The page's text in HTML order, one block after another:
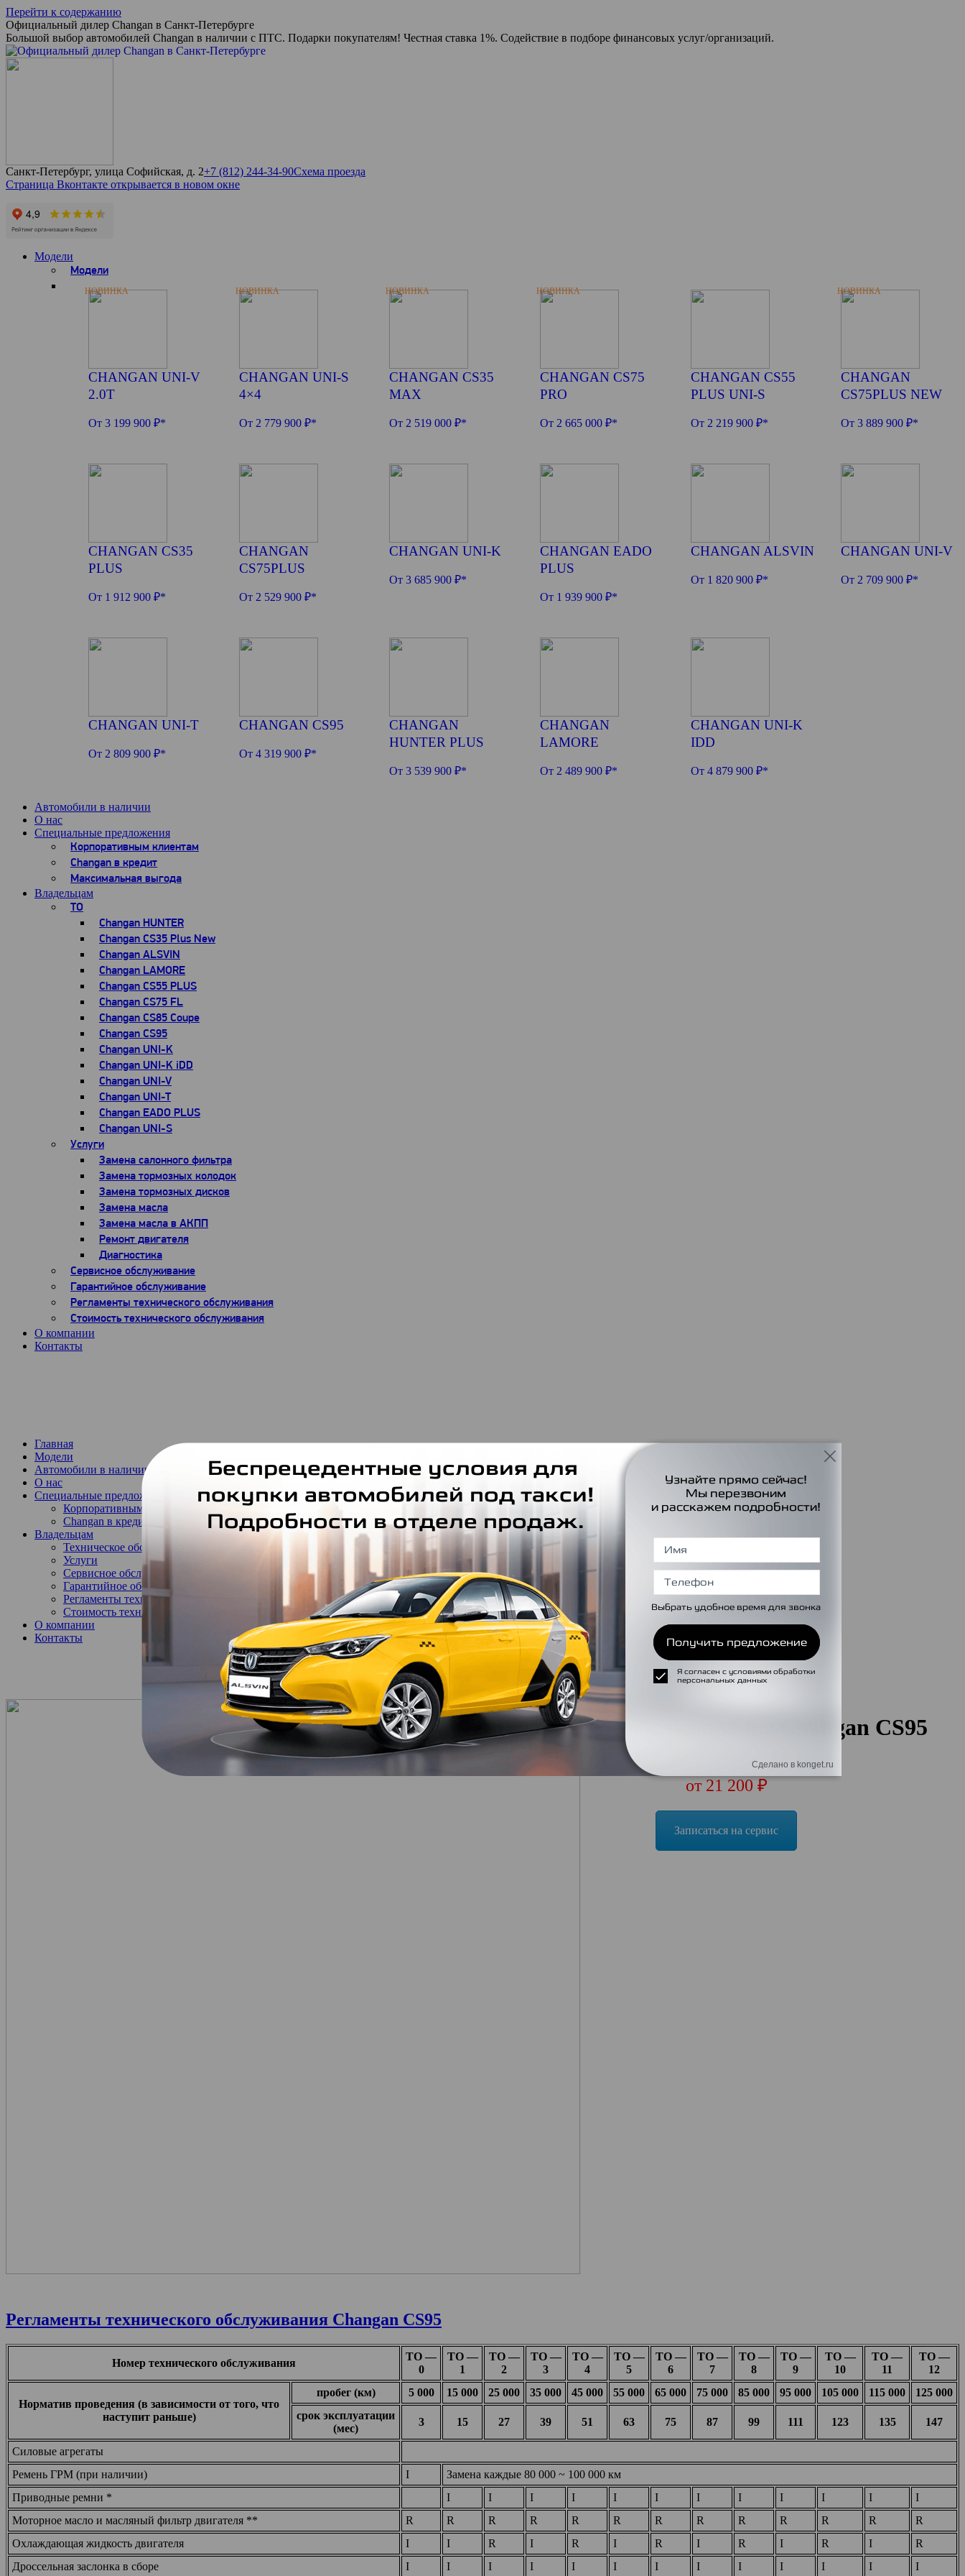
Перейти к содержанию
Официальный дилер Changan в Санкт-Петербурге
Большой выбор автомобилей Changan в наличии с ПТС. Подарки покупателям! Честная ставка 1%. Содействие в подборе финансовых услуг/организаций.
Санкт-Петербург, улица Софийская, д. 2+7 (812) 244-34-90Схема проезда
Страница Вконтакте открывается в новом окне
Модели
Модели
НОВИНКА
CHANGAN UNI-V
2.0T
От 3 199 900 ₽*
НОВИНКА
CHANGAN UNI-S
4×4
От 2 779 900 ₽*
НОВИНКА
CHANGAN CS35
MAX
От 2 519 000 ₽*
НОВИНКА
CHANGAN CS75
PRO
От 2 665 000 ₽*
CHANGAN CS55
PLUS UNI-S
От 2 219 900 ₽*
НОВИНКА
CHANGAN
CS75PLUS NEW
От 3 889 900 ₽*
CHANGAN CS35
PLUS
От 1 912 900 ₽*
CHANGAN
CS75PLUS
От 2 529 900 ₽*
CHANGAN UNI-K
От 3 685 900 ₽*
CHANGAN EADO
PLUS
От 1 939 900 ₽*
CHANGAN ALSVIN
От 1 820 900 ₽*
CHANGAN UNI-V
От 2 709 900 ₽*
CHANGAN UNI-T
От 2 809 900 ₽*
CHANGAN CS95
От 4 319 900 ₽*
CHANGAN
HUNTER PLUS
От 3 539 900 ₽*
CHANGAN
LAMORE
От 2 489 900 ₽*
CHANGAN UNI-K
IDD
От 4 879 900 ₽*
Автомобили в наличии
О нас
Специальные предложения
Корпоративным клиентам
Changan в кредит
Максимальная выгода
Владельцам
ТО
Changan HUNTER
Changan CS35 Plus New
Changan ALSVIN
Changan LAMORE
Changan CS55 PLUS
Changan CS75 FL
Changan CS85 Coupe
Changan CS95
Changan UNI-K
Changan UNI-K iDD
Changan UNI-V
Changan UNI-T
Changan EADO PLUS
Changan UNI-S
Услуги
Замена салонного фильтра
Замена тормозных колодок
Замена тормозных дисков
Замена масла
Замена масла в АКПП
Ремонт двигателя
Диагностика
Сервисное обслуживание
Гарантийное обслуживание
Регламенты технического обслуживания
Стоимость технического обслуживания
О компании
Контакты
Главная
Модели
Автомобили в наличии
О нас
Специальные предложения
Корпоративным клиентам
Changan в кредит
Владельцам
Техническое обслуживание
Услуги
Сервисное обслуживание
Гарантийное обслуживание
Регламенты технического обслуживания
Стоимость технического обслуживания
О компании
Контакты
Техническое обслуживание Changan CS95
от 21 200 ₽
Записаться на сервис
Регламенты технического обслуживания Changan CS95
Номер технического обслуживания
ТО —
0
ТО —
1
ТО —
2
ТО —
3
ТО —
4
ТО —
5
ТО —
6
ТО —
7
ТО —
8
ТО —
9
ТО —
10
ТО —
11
ТО —
12
Норматив проведения (в зависимости от того, что
наступит раньше)
пробег (км) 5 000 15 000 25 000 35 000 45 000 55 000 65 000 75 000 85 000 95 000 105 000 115 000
125 000
срок эксплуатации
(мес)
3 15 27 39 51 63 75 87 99 111 123 135 147
Силовые агрегаты
Ремень ГРМ (при наличии)
I
Замена каждые 80 000 ~ 100 000 км
Приводные ремни *
I I I I I I I I I I I
I
Моторное масло и масляный фильтр двигателя **
R R R R R R R R R R R R
R
Охлаждающая жидкость двигателя
I I R I R I R I R I R I
R
Дроссельная заслонка в сборе
I I I I I I I I I I I I I